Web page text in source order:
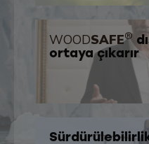
WOODSAFE®
ortaya çıkarır